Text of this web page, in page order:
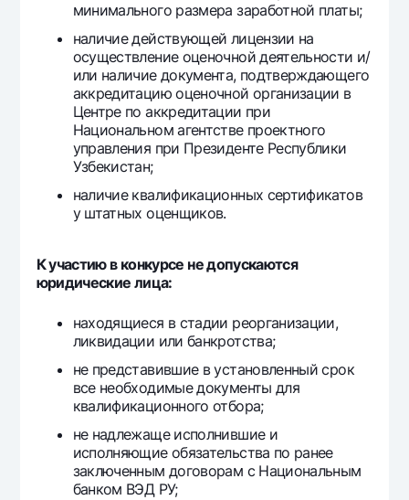
минимального размера заработной платы;
наличие действующей лицензии на
осуществление оценочной деятельности и/
или наличие документа, подтверждающего
аккредитацию оценочной организации в
Центре по аккредитации при
Национальном агентстве проектного
управления при Президенте Республики
Узбекистан;
наличие квалификационных сертификатов
у штатных оценщиков.
К участию в конкурсе не допускаются
юридические лица:
находящиеся в стадии реорганизации,
ликвидации или банкротства;
не представившие в установленный срок
все необходимые документы для
квалификационного отбора;
не надлежаще исполнившие и
исполняющие обязательства по ранее
заключенным договорам с Национальным
банком ВЭД РУ;